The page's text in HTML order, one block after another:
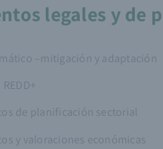
legales y de
–mitigación y adaptación
de planificación sectorial
y valoraciones económicas